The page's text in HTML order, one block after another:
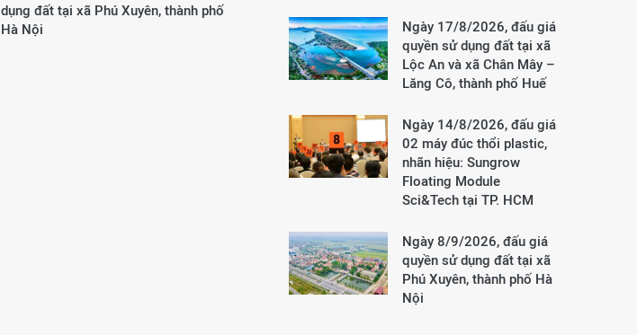
dụng đất tại xã Phú Xuyên, thành phố
Hà Nội
Ngày 17/8/2026, đấu giá
quyền sử dụng đất tại xã
Lộc An và xã Chân Mây –
Lăng Cô, thành phố Huế
Ngày 14/8/2026, đấu giá
02 máy đúc thổi plastic,
nhãn hiệu: Sungrow
Floating Module
Sci&Tech tại TP. HCM
Ngày 8/9/2026, đấu giá
quyền sử dụng đất tại xã
Phú Xuyên, thành phố Hà
Nội